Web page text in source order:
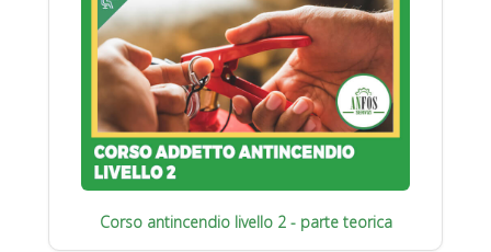
Corso antincendio livello 2 - parte teorica